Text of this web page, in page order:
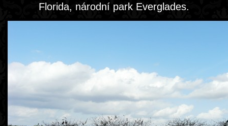
Florida, národní park Everglades.